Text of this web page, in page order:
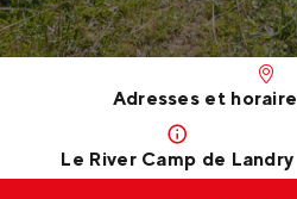
Adresses et
Le River Camp de Landry